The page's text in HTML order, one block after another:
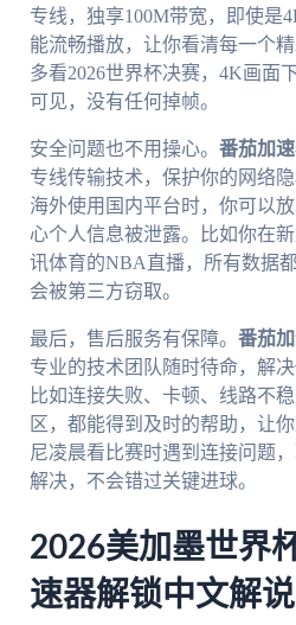
专线，独享100M带宽，即使是
能流畅播放，让你看清每一个
多看2026世界杯决赛，4K画面
可见，没有任何掉帧。
安全问题也不用操心。 番茄加
专线传输技术，保护你的网络
海外使用国内平台时，你可以
心个人信息被泄露。比如你在
讯体育的NBA直播，所有数据
会被第三方窃取。
最后，售后服务有保障。 番茄
专业的技术团队随时待命，解
比如连接失败、卡顿、线路不
区，都能得到及时的帮助，让
尼凌晨看比赛时遇到连接问题
解决，不会错过关键进球。
2026美加墨世界
速器解锁中文解说